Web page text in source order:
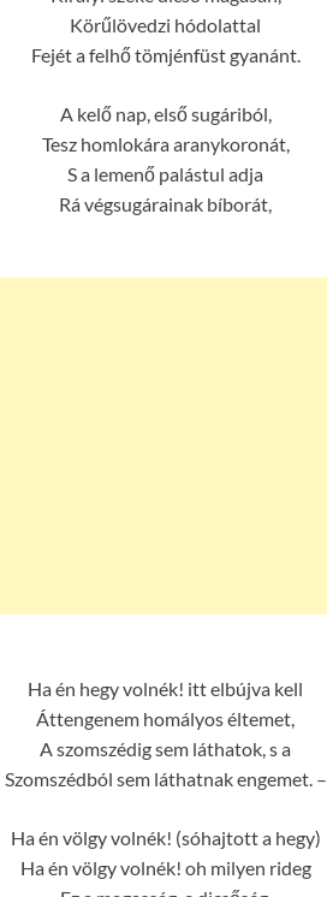
Körűlövedzi hódolattal
Fejét a felhő tömjénfüst gyanánt.
A kelő nap, első sugáriból,
Tesz homlokára aranykoronát,
S a lemenő palástul adja
Rá végsugárainak bíborát,
Ha én hegy volnék! itt elbújva kell
Áttengenem homályos éltemet,
A szomszédig sem láthatok, s a
Szomszédból sem láthatnak engemet. –
Ha én völgy volnék! (sóhajtott a hegy)
Ha én völgy volnék! oh milyen rideg